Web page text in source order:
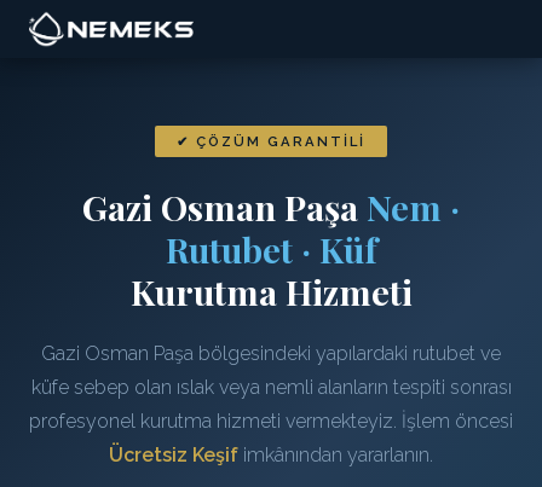
✔ ÇÖZÜM GARANTILI
Gazi Osman Paşa Nem ·
Rutubet · Küf
Kurutma Hizmeti
Gazi Osman Paşa bölgesindeki yapılardaki rutubet ve
küfe sebep olan ıslak veya nemli alanların tespiti sonrası
profesyonel kurutma hizmeti vermekteyiz. İşlem öncesi
Ücretsiz Keşif imkânından yararlanın.